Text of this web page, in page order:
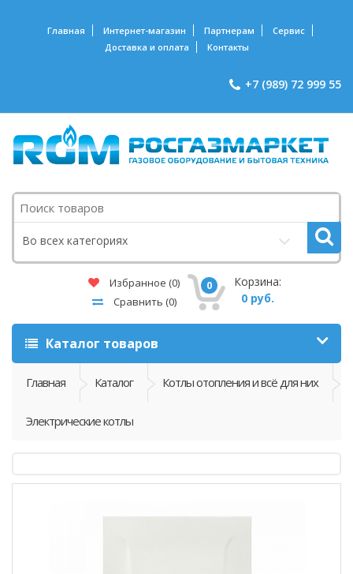
Главная Интернет-магазин Партнерам
Сервис
Доставка и оплата
Контакты
+7 (989) 72 999 55
Поиск
Во всех категориях
Избранное (0)
Сравнить (0)
0
Корзина:
0 руб.
Каталог товаров
Главная Каталог Котлы отопления и всё для них
Электрические котлы